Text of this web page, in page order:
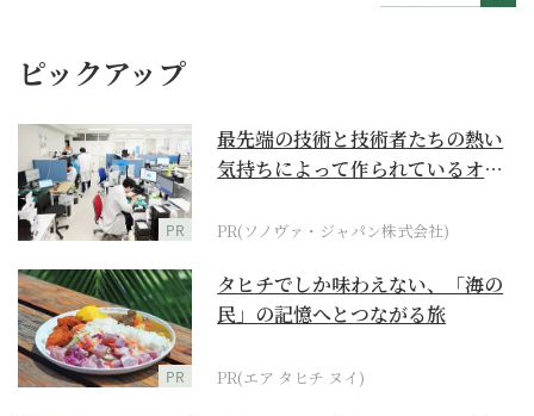
ピックアップ
PR
最先端の技術と技術者たちの熱い
気持ちによって作られているオー
PR(ソノヴァ・ジャパン株式会社)
PR
タヒチでしか味わえない、「海の
民」の記憶へとつながる旅
PR(エア タヒチ ヌイ)